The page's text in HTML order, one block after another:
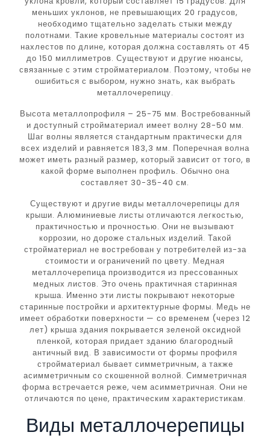
меньших уклонов, не превышающих 20 градусов,
необходимо тщательно заделать стыки между
полотнами. Такие кровельные материалы состоят из
нахлестов по длине, которая должна составлять от 45
до 150 миллиметров. Существуют и другие нюансы,
связанные с этим стройматериалом. Поэтому, чтобы не
ошибиться с выбором, нужно знать, как выбрать
металлочерепицу.
Высота металлопрофиля – 25-75 мм. Востребованный
и доступный стройматериал имеет волну 28-50 мм.
Шаг волны является стандартным практически для
всех изделий и равняется 183,3 мм. Поперечная волна
может иметь разный размер, который зависит от того, в
какой форме выполнен профиль. Обычно она
составляет 30-35-40 см.
Существуют и другие виды металлочерепицы для
крыши. Алюминиевые листы отличаются легкостью,
практичностью и прочностью. Они не вызывают
коррозии, но дороже стальных изделий. Такой
стройматериал не востребован у потребителей из-за
стоимости и ограничений по цвету. Медная
металлочерепица производится из прессованных
медных листов. Это очень практичная старинная
крыша. Именно эти листы покрывают некоторые
старинные постройки и архитектурные формы. Медь не
имеет обработки поверхности — со временем (через 12
лет) крыша здания покрывается зеленой оксидной
пленкой, которая придает зданию благородный
античный вид. В зависимости от формы профиля
стройматериал бывает симметричным, а также
асимметричным со скошенной волной. Симметричная
форма встречается реже, чем асимметричная. Они не
отличаются по цене, практическим характеристикам.
Виды металлочерепицы